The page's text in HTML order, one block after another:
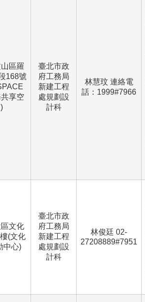
區羅
168號
享空
臺北市政
府工務局
新建工程
處規劃設
計科
林慧玟 連絡電
話：1999#7966
文化
(文化
中心)
臺北市政
府工務局
新建工程
處規劃設
計科
林俊廷 02-
27208889#7951